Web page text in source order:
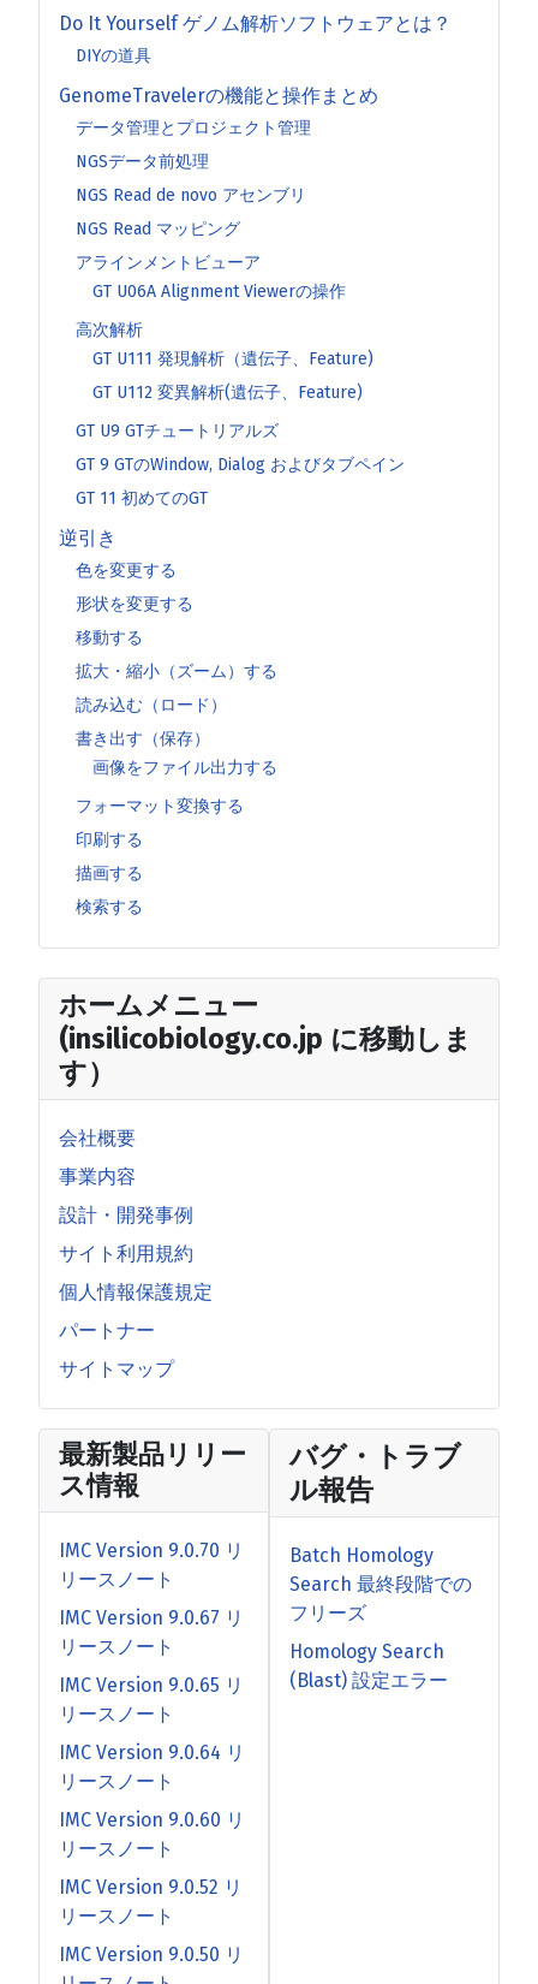
Do It Yourself ゲノム解析ソフトウェアとは？
DIYの道具
GenomeTravelerの機能と操作まとめ
データ管理とプロジェクト管理
NGSデータ前処理
NGS Read de novo アセンブリ
NGS Read マッピング
アラインメントビューア
GT U06A Alignment Viewerの操作
高次解析
GT U111 発現解析（遺伝子、Feature)
GT U112 変異解析(遺伝子、Feature)
GT U9 GTチュートリアルズ
GT 9 GTのWindow, Dialog およびタブペイン
GT 11 初めてのGT
逆引き
色を変更する
形状を変更する
移動する
拡大・縮小（ズーム）する
読み込む（ロード）
書き出す（保存）
画像をファイル出力する
フォーマット変換する
印刷する
描画する
検索する
ホームメニュー
(insilicobiology.co.jp に移動しま
す）
会社概要
事業内容
設計・開発事例
サイト利用規約
個人情報保護規定
パートナー
サイトマップ
最新製品リリー
ス情報
IMC Version 9.0.70 リ
リースノート
IMC Version 9.0.67 リ
リースノート
IMC Version 9.0.65 リ
リースノート
IMC Version 9.0.64 リ
リースノート
IMC Version 9.0.60 リ
リースノート
IMC Version 9.0.52 リ
リースノート
IMC Version 9.0.50 リ
バグ・トラブ
ル報告
Batch Homology
Search 最終段階での
フリーズ
Homology Search
(Blast) 設定エラー